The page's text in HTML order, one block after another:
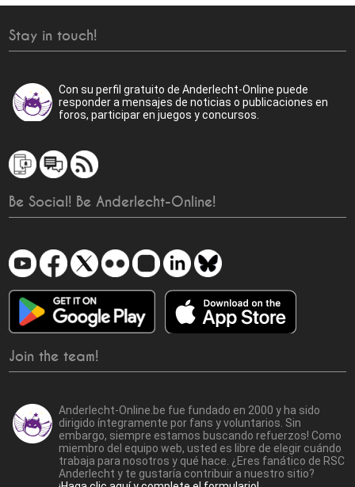
Stay in touch!
Con su perfil gratuito de Anderlecht-Online puede
responder a mensajes de noticias o publicaciones en
foros, participar en juegos y concursos.
Be Social! Be Anderlecht-Online!
Join the team!
Anderlecht-Online.be fue fundado en 2000 y ha sido
dirigido íntegramente por fans y voluntarios. Sin
embargo, siempre estamos buscando refuerzos! Como
miembro del equipo web, usted es libre de elegir cuándo
trabaja para nosotros y qué hace. ¿Eres fanático de RSC
Anderlecht y te gustaría contribuir a nuestro sitio?